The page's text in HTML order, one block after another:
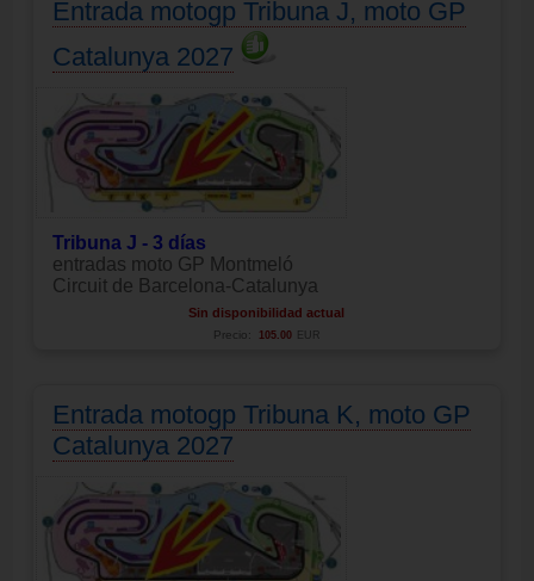
Entrada motogp Tribuna J, moto GP
Catalunya 2027
Tribuna J - 3 días
entradas moto GP Montmeló
Circuit de Barcelona-Catalunya
Sin disponibilidad actual
Precio: 105.00 EUR
Entrada motogp Tribuna K, moto GP
Catalunya 2027